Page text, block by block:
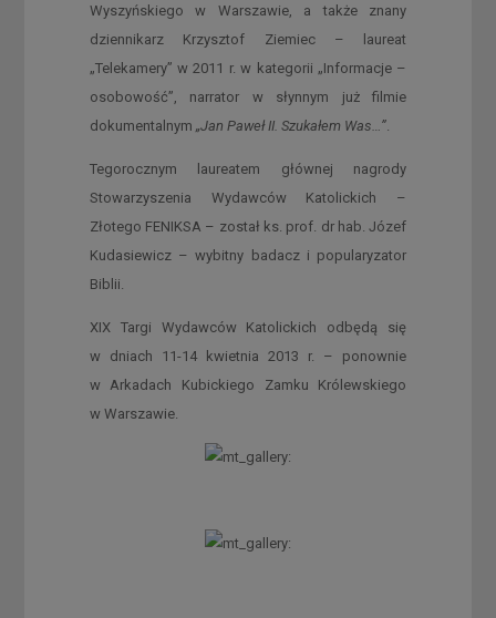
Wyszyńskiego w Warszawie, a także znany
dziennikarz Krzysztof Ziemiec – laureat
„Telekamery” w 2011 r. w kategorii „Informacje –
osobowość”, narrator w słynnym już filmie
dokumentalnym „Jan Paweł II. Szukałem Was…”.
Tegorocznym laureatem głównej nagrody
Stowarzyszenia Wydawców Katolickich –
Złotego FENIKSA – został ks. prof. dr hab. Józef
Kudasiewicz – wybitny badacz i popularyzator
Biblii.
XIX Targi Wydawców Katolickich odbędą się
w dniach 11-14 kwietnia 2013 r. – ponownie
w Arkadach Kubickiego Zamku Królewskiego
w Warszawie.